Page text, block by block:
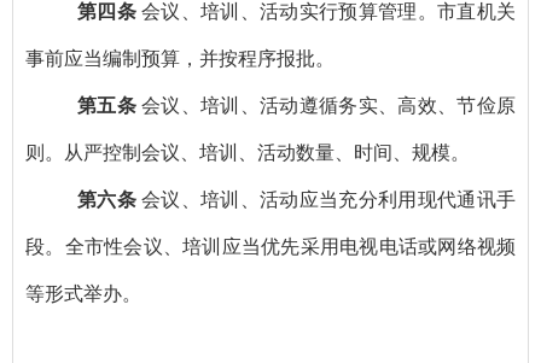
第四条 会议、培训、活动实行预算管理。市直机关
事前应当编制预算，并按程序报批。
第五条 会议、培训、活动遵循务实、高效、节俭原
则。从严控制会议、培训、活动数量、时间、规模。
第六条 会议、培训、活动应当充分利用现代通讯手
段。全市性会议、培训应当优先采用电视电话或网络视频
等形式举办。